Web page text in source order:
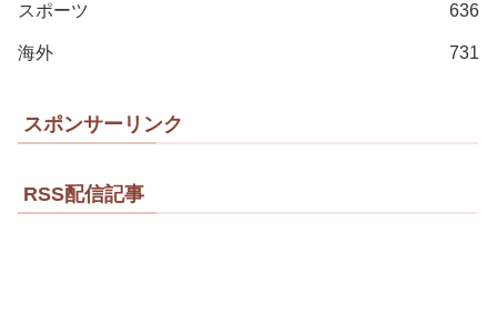
スポーツ 636
海外 731
スポンサーリンク
RSS配信記事